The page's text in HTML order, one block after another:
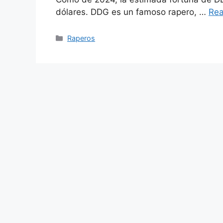
dólares. DDG es un famoso rapero, …
Categories
Raperos